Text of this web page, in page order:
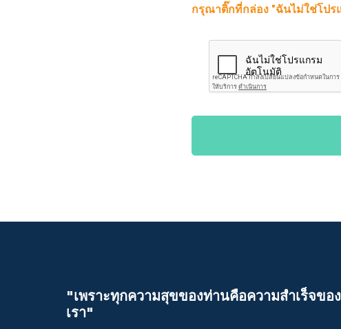
กรุณาติ๊กที่กล่อง "ฉันไม่ใช่โปร
"เพราะทุกความสุขของท่านคือความสําเร็จของ
เรา"